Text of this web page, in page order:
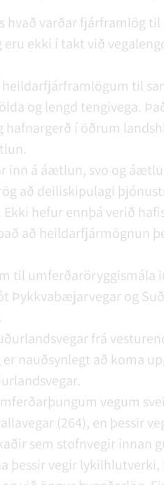
hvað varðar fjárframlög
ekki í takt við
til
og lengd tengivega.
hafnargerð í öðrum
inn á áætlun, svo og
að deiliskipulagi
hefur ennþá verið
að heildarfjármögnun
til umferðaröryggismála
Þykkvabæjarvegar og
frá
nauðsynlegt að koma
vegum
(264), en þessir
sem stofnvegir innan
þessir vegir